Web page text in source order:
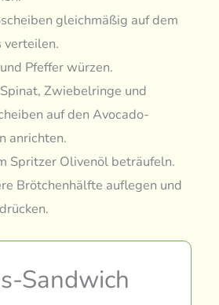
gleichmäßig auf dem
verteilen.
Pfeffer würzen.
Zwiebelringe und
auf den Avocado-
anrichten.
Spritzer Olivenöl beträufeln.
Brötchenhälfte auflegen und
Sandwich